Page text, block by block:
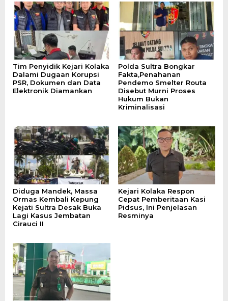
Tim Penyidik Kejari Kolaka
Dalami Dugaan Korupsi
PSR, Dokumen dan Data
Elektronik Diamankan
Polda Sultra Bongkar
Fakta,Penahanan
Pendemo Smelter Routa
Disebut Murni Proses
Hukum Bukan
Kriminalisasi
Diduga Mandek, Massa
Ormas Kembali Kepung
Kejati Sultra Desak Buka
Lagi Kasus Jembatan
Cirauci II
Kejari Kolaka Respon
Cepat Pemberitaan Kasi
Pidsus, Ini Penjelasan
Resminya